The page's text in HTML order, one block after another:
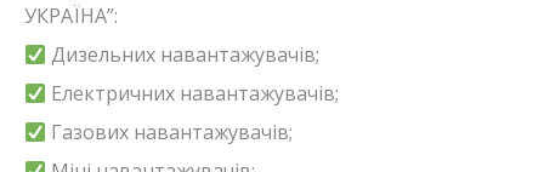
УКРАЇНА”:
Дизельних навантажувачів;
Електричних навантажувачів;
Газових навантажувачів;